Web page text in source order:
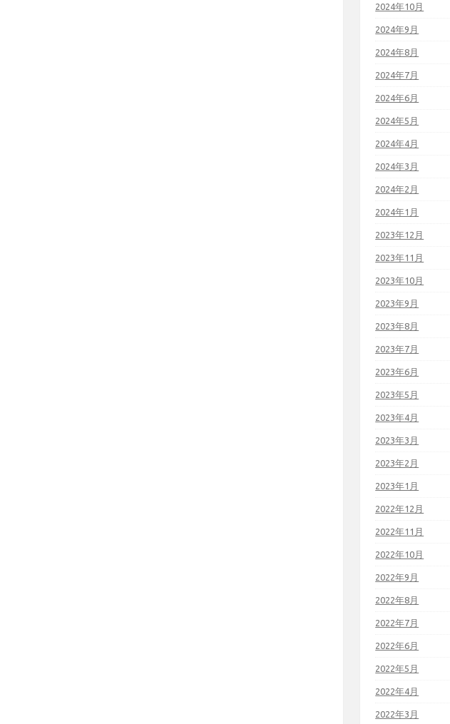
2024年10月
2024年9月
2024年8月
2024年7月
2024年6月
2024年5月
2024年4月
2024年3月
2024年2月
2024年1月
2023年12月
2023年11月
2023年10月
2023年9月
2023年8月
2023年7月
2023年6月
2023年5月
2023年4月
2023年3月
2023年2月
2023年1月
2022年12月
2022年11月
2022年10月
2022年9月
2022年8月
2022年7月
2022年6月
2022年5月
2022年4月
2022年3月